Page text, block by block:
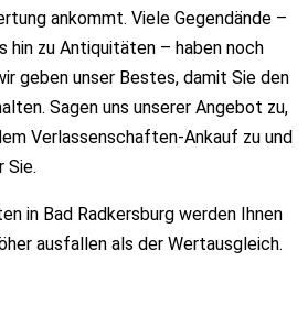
ankommt. Viele Gegendände –
hin zu Antiquitäten – haben noch
geben unser Bestes, damit Sie den
Sagen uns unserer Angebot zu,
Verlassenschaften-Ankauf zu und
Sie.
in Bad Radkersburg werden Ihnen
ausfallen als der Wertausgleich.